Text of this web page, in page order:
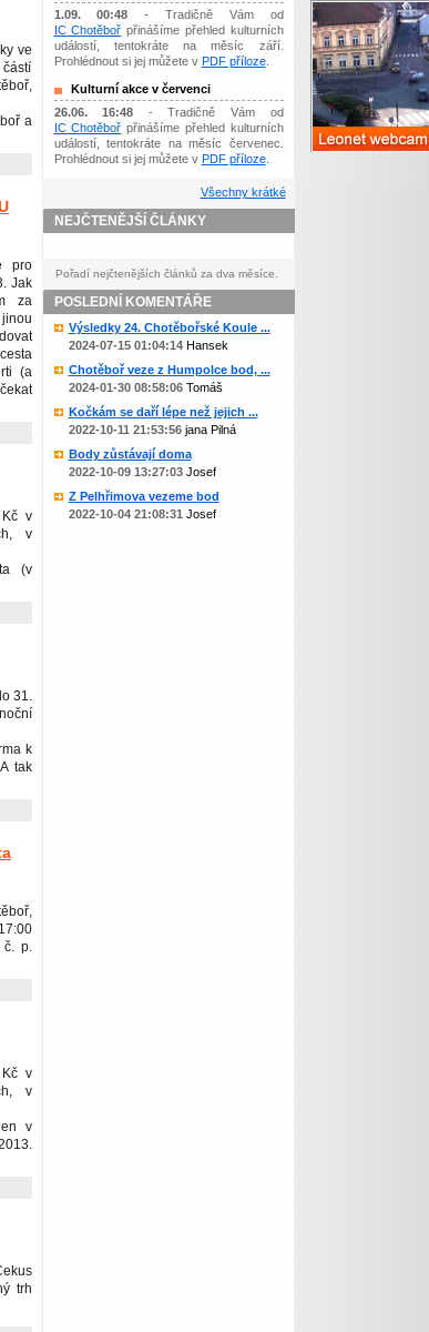
ve
a
pro
Jak
za
(a
Kč v
v
(v
31.
k
tak
č. p.
Kč v
v
v
trh
1.09. 00:48 - Tradičně Vám od
IC Chotěboř přinášíme přehled kulturních
událostí, tentokráte na měsíc září.
Prohlédnout si jej můžete v PDF příloze.
Kulturní akce v červenci
26.06. 16:48 - Tradičně Vám od
IC Chotěboř přinášíme přehled kulturních
událostí, tentokráte na měsíc červenec.
Prohlédnout si jej můžete v PDF příloze.
Všechny krátké
NEJČTENĚJŠÍ ČLÁNKY
Pořadí nejčtenějších článků za dva měsíce.
POSLEDNÍ KOMENTÁŘE
Výsledky 24. Chotěbořské Koule ...
2024-07-15 01:04:14Hansek
Chotěboř veze z Humpolce bod, ...
2024-01-30 08:58:06Tomáš
Kočkám se daří lépe než jejich ...
2022-10-11 21:53:56jana Pilná
Body zůstávají doma
2022-10-09 13:27:03Josef
Z Pelhřimova vezeme bod
2022-10-04 21:08:31 Josef